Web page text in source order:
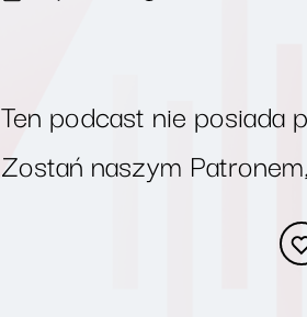
Ten podcast nie posiada
Zostań naszym